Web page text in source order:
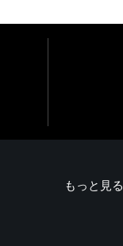
もっと見る